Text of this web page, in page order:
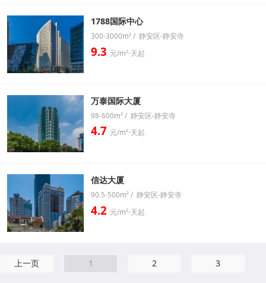
1788国际中心
300-3000m² / 静安区-静安寺
9.3 元/m²⋅天起
万泰国际大厦
98-600m² / 静安区-静安寺
4.7 元/m²⋅天起
信达大厦
90.5-500m² / 静安区-静安寺
4.2 元/m²⋅天起
上一页 1 2 3